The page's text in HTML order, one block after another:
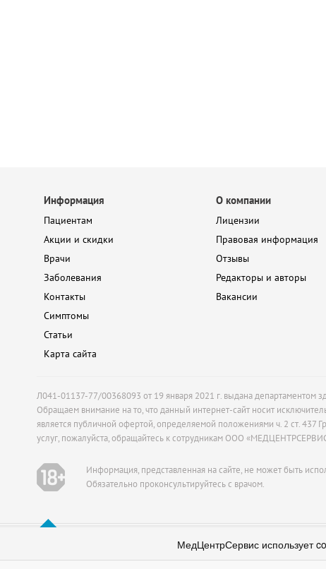
МедЦентрСервис использует
Информация
Пациентам
Акции и скидки
Врачи
Заболевания
Контакты
Симптомы
Статьи
Карта сайта
О компании
Лицензии
Правовая информация
Отзывы
Редакторы и авторы
Вакансии
Л041-01137-77/00368093 от 19 января 2021 г. выдана департаментом
Обращаем внимание на то, что данный интернет-сайт носит
является публичной офертой, определяемой положениями ч. 2 ст.
услуг, пожалуйста, обращайтесь к сотрудникам ООО
Информация, представленная на сайте, не может быть
Обязательно проконсультируйтесь с врачом.
ИМЕЮТСЯ